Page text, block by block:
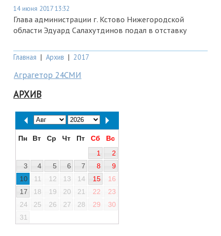
14 июня 2017 13:32
Глава администрации г. Кстово Нижегородской
области Эдуард Салахутдинов подал в отставку
Главная | Архив | 2017
Аграгетор 24СМИ
АРХИВ
Пн Вт Ср Чт Пт Сб
Вс
1
2
3
4 5 6 7 8
9
10
11 12 13 14 15
16
17
18 19 20 21 22
23
24
25 26 27 28 29
30
31